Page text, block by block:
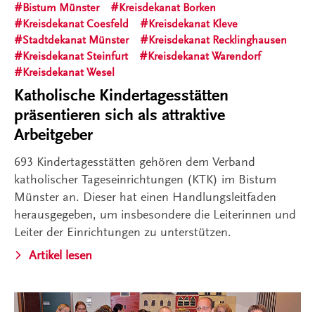
Bistum Münster
Kreisdekanat Borken
Kreisdekanat Coesfeld
Kreisdekanat Kleve
Stadtdekanat Münster
Kreisdekanat Recklinghausen
Kreisdekanat Steinfurt
Kreisdekanat Warendorf
Kreisdekanat Wesel
Katholische Kindertagesstätten
präsentieren sich als attraktive
Arbeitgeber
693 Kindertagesstätten gehören dem Verband
katholischer Tageseinrichtungen (KTK) im Bistum
Münster an. Dieser hat einen Handlungsleitfaden
herausgegeben, um insbesondere die Leiterinnen und
Leiter der Einrichtungen zu unterstützen.
Artikel lesen